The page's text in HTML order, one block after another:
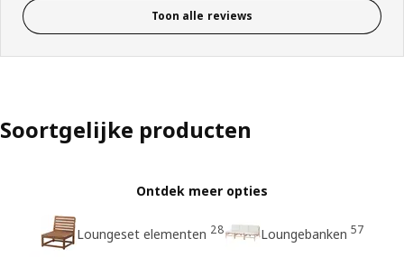
Toon alle reviews
Soortgelijke producten
Ontdek meer opties
Loungeset elementen 28 Loungebanken 57